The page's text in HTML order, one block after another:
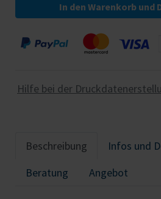
In den Warenkorb und
Hilfe bei der
Beschreibung
Infos und
Beratung
Angebot